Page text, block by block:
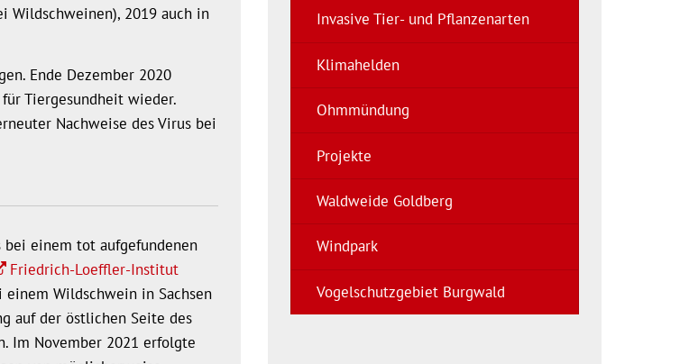
Wildschweinen), 2019 auch in
Ende Dezember 2020
Tiergesundheit wieder.
Nachweise des Virus bei
bei einem tot aufgefundenen
Friedrich-Loeffler-Institut
Wildschwein in Sachsen
auf der östlichen Seite des
Im November 2021 erfolgte
Invasive Tier- und Pflanzenarten
Klimahelden
Ohmmündung
Projekte
Waldweide Goldberg
Windpark
Vogelschutzgebiet Burgwald